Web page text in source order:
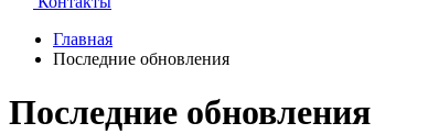
Главная
Последние обновления
Последние обновления